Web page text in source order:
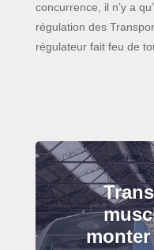
concurrence, il n’y a
régulation des
régulateur fait feu de